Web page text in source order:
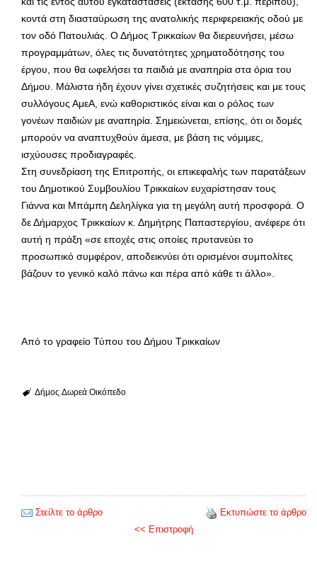
κοντά στη διασταύρωση της ανατολικής περιφερειακής οδού με
τον οδό Πατουλιάς. Ο Δήμος Τρικκαίων θα διερευνήσει, μέσω
προγραμμάτων, όλες τις δυνατότητες χρηματοδότησης του
έργου, που θα ωφελήσει τα παιδιά με αναπηρία στα όρια του
Δήμου. Μάλιστα ήδη έχουν γίνει σχετικές συζητήσεις και με τους
συλλόγους ΑμεΑ, ενώ καθοριστικός είναι και ο ρόλος των
γονέων παιδιών με αναπηρία. Σημειώνεται, επίσης, ότι οι δομές
μπορούν να αναπτυχθούν άμεσα, με βάση τις νόμιμες,
ισχύουσες προδιαγραφές.
Στη συνεδρίαση της Επιτροπής, οι επικεφαλής των παρατάξεων
του Δημοτικού Συμβουλίου Τρικκαίων ευχαρίστησαν τους
Γιάννα και Μπάμπη Δεληλίγκα για τη μεγάλη αυτή προσφορά. Ο
δε Δήμαρχος Τρικκαίων κ. Δημήτρης Παπαστεργίου, ανέφερε ότι
αυτή η πράξη «σε εποχές στις οποίες πρυτανεύει το
προσωπικό συμφέρον, αποδεικνύει ότι ορισμένοι συμπολίτες
βάζουν το γενικό καλό πάνω και πέρα από κάθε τι άλλο».
Από το γραφείο Τύπου του Δήμου Τρικκαίων
Δήμος Δωρεά Οικόπεδο
Στείλτε το άρθρο
Εκτυπώστε το άρθρο
<< Επιστροφή